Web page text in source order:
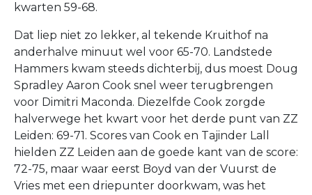
kwarten 59-68.
Dat liep niet zo lekker, al tekende Kruithof na
anderhalve minuut wel voor 65-70. Landstede
Hammers kwam steeds dichterbij, dus moest Doug
Spradley Aaron Cook snel weer terugbrengen
voor Dimitri Maconda. Diezelfde Cook zorgde
halverwege het kwart voor het derde punt van ZZ
Leiden: 69-71. Scores van Cook en Tajinder Lall
hielden ZZ Leiden aan de goede kant van de score:
72-75, maar waar eerst Boyd van der Vuurst de
Vries met een driepunter doorkwam, was het